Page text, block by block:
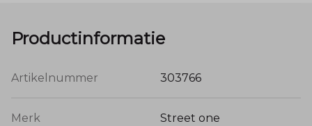
Productinformatie
Artikelnummer 303766
Merk Street one